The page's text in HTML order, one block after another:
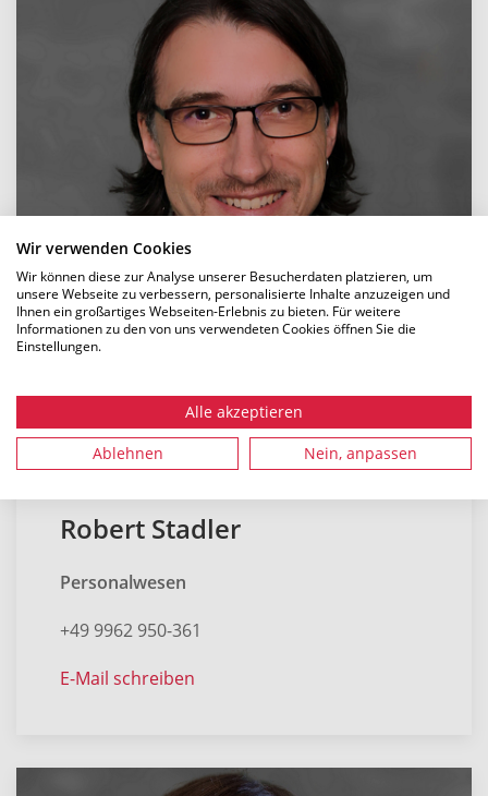
Wir verwenden Cookies
Wir können diese zur Analyse unserer Besucherdaten platzieren, um
unsere Webseite zu verbessern, personalisierte Inhalte anzuzeigen und
Ihnen ein großartiges Webseiten-Erlebnis zu bieten. Für weitere
Informationen zu den von uns verwendeten Cookies öffnen Sie die
Einstellungen.
Alle akzeptieren
Ablehnen Nein, anpassen
Robert Stadler
Personalwesen
+49 9962 950-361
E-Mail schreiben